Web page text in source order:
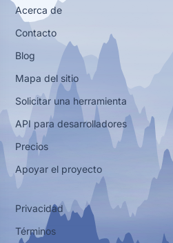
Acerca de
Contacto
Blog
Mapa del sitio
Solicitar una herramienta
API para desarrolladores
Precios
Apoyar el proyecto
Privacidad
Términos